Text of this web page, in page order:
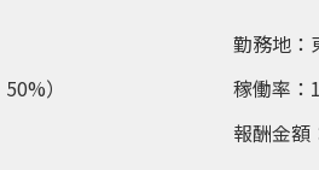
）
勤務地：
稼働率：
報酬金額